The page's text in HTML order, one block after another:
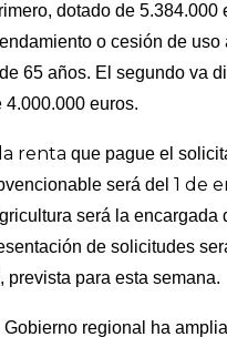
dotado de
o cesión de
65 años. El segundo va
4.000.000 euros.
renta que pague el
será del1 de
será la
de solicitudes
para esta semana.
regional ha